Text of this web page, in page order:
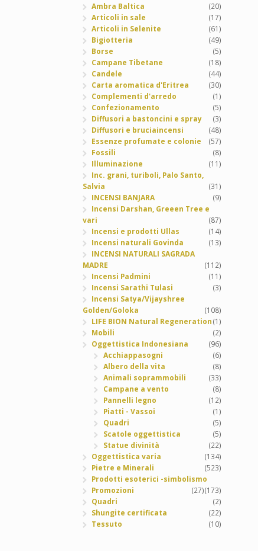
Ambra Baltica
(20)
Articoli in sale
(17)
Articoli in Selenite
(61)
Bigiotteria
(49)
Borse
(5)
Campane Tibetane
(18)
Candele
(44)
Carta aromatica d'Eritrea
(30)
Complementi d'arredo
(1)
Confezionamento
(5)
Diffusori a bastoncini e spray
(3)
Diffusori e bruciaincensi
(48)
Essenze profumate e colonie
(57)
Fossili
(8)
Illuminazione
(11)
Inc. grani, turiboli, Palo Santo,
Salvia
(31)
INCENSI BANJARA
(9)
Incensi Darshan, Greeen Tree e
vari
(87)
Incensi e prodotti Ullas
(14)
Incensi naturali Govinda
(13)
INCENSI NATURALI SAGRADA
MADRE
(112)
Incensi Padmini
(11)
Incensi Sarathi Tulasi
(3)
Incensi Satya/Vijayshree
Golden/Goloka
(108)
LIFE BION Natural Regeneration(1)
Mobili
(2)
Oggettistica Indonesiana
(96)
Acchiappasogni
(6)
Albero della vita
(8)
Animali soprammobili
(33)
Campane a vento
(8)
Pannelli legno
(12)
Piatti - Vassoi
(1)
Quadri
(5)
Scatole oggettistica
(5)
Statue divinità
(22)
Oggettistica varia
(134)
Pietre e Minerali
(523)
Prodotti esoterici -simbolismo
(173)
Promozioni
(27)
Quadri
(2)
Shungite certificata
(22)
Tessuto
(10)